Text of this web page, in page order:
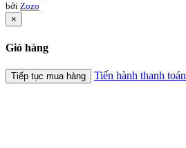
bởi Zozo
×
Giỏ hàng
Tiếp tục mua hàng Tiến hành thanh toán